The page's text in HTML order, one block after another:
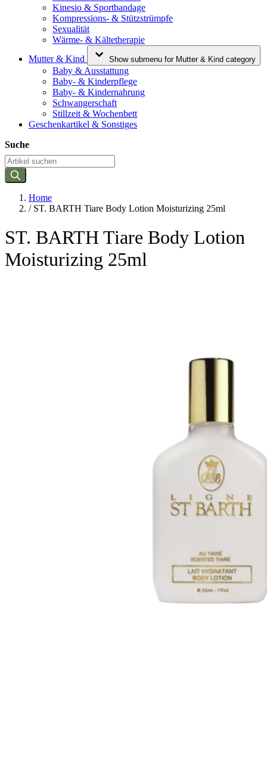
Kinesio & Sportbandage
Kompressions- & Stützstrümpfe
Sexualität
Wärme- & Kältetherapie
Mutter & Kind
Show submenu for Mutter & Kind category
Baby & Ausstattung
Baby- & Kinderpflege
Baby- & Kindernahrung
Schwangerschaft
Stillzeit & Wochenbett
Geschenkartikel & Sonstiges
Suche
Home
/ ST. BARTH Tiare Body Lotion Moisturizing 25ml
ST. BARTH Tiare Body Lotion
Moisturizing 25ml